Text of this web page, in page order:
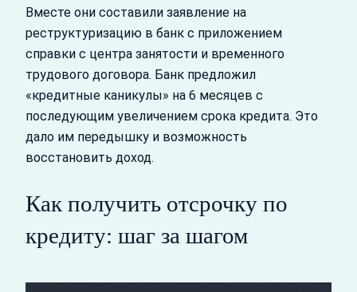
Вместе они составили заявление на
реструктуризацию в банк с приложением
справки с центра занятости и временного
трудового договора. Банк предложил
«кредитные каникулы» на 6 месяцев с
последующим увеличением срока кредита. Это
дало им передышку и возможность
восстановить доход.
Как получить отсрочку по
кредиту: шаг за шагом